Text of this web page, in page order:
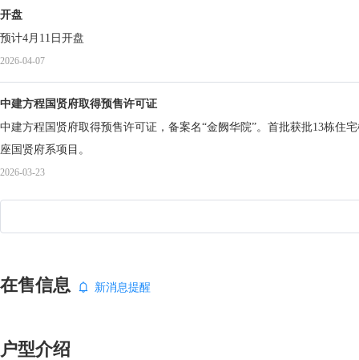
开盘
预计4月11日开盘
2026-04-07
中建方程国贤府取得预售许可证
中建方程国贤府取得预售许可证，备案名“金阙华院”。首批获批13栋住
座国贤府系项目。
2026-03-23
在售信息 新消息提醒
户型介绍